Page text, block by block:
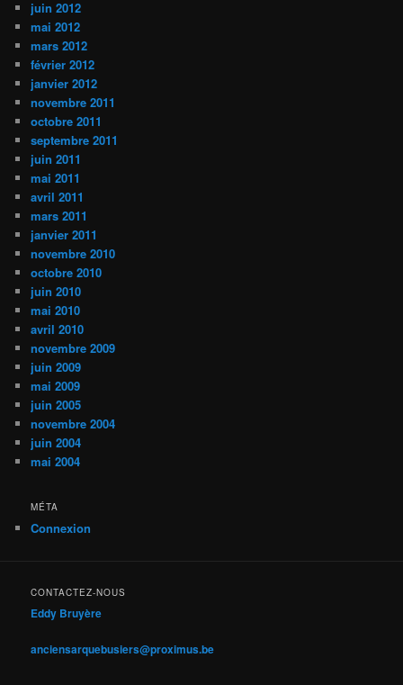
juin 2012
mai 2012
mars 2012
février 2012
janvier 2012
novembre 2011
octobre 2011
septembre 2011
juin 2011
mai 2011
avril 2011
mars 2011
janvier 2011
novembre 2010
octobre 2010
juin 2010
mai 2010
avril 2010
novembre 2009
juin 2009
mai 2009
juin 2005
novembre 2004
juin 2004
mai 2004
MÉTA
Connexion
CONTACTEZ-NOUS
Eddy Bruyère
anciensarquebusiers@proximus.be